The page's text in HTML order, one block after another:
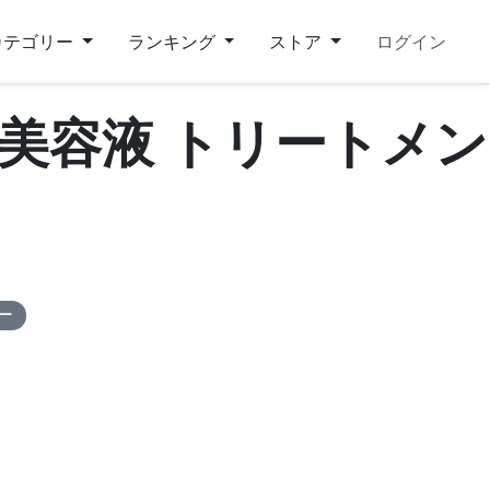
ゴリー ランキング ストア ログイン
容液 トリートメン